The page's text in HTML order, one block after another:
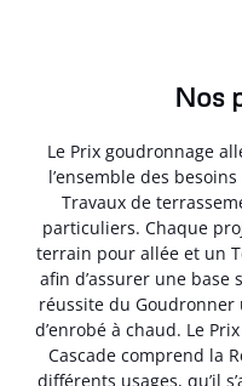
Nos
Le Prix goudronnage
l’ensemble des
Travaux de
particuliers. Chaque
terrain pour allée et un
afin d’assurer une base
réussite du Goudronner
d’enrobé à chaud. Le
Cascade comprend la
différents usages, qu’il